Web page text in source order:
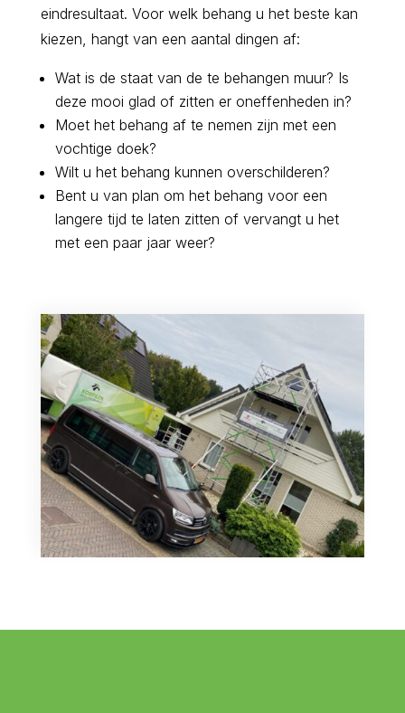
eindresultaat. Voor welk behang u het beste kan
kiezen, hangt van een aantal dingen af:
Wat is de staat van de te behangen muur? Is
deze mooi glad of zitten er oneffenheden in?
Moet het behang af te nemen zijn met een
vochtige doek?
Wilt u het behang kunnen overschilderen?
Bent u van plan om het behang voor een
langere tijd te laten zitten of vervangt u het
met een paar jaar weer?